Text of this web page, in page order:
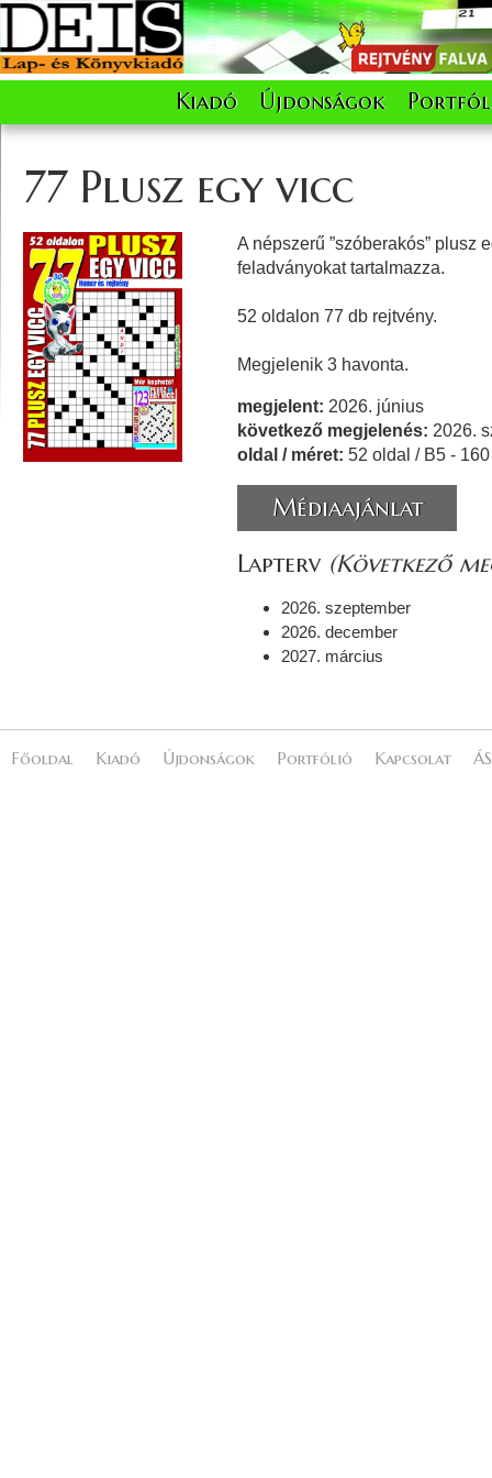
Kiadó Újdonságok
77 Plusz egy vicc
A népszerű ”szóberakós” plusz
feladványokat tartalmazza.
52 oldalon 77 db rejtvény.
Megjelenik 3 havonta.
megjelent: 2026. június
következő megjelenés: 2026.
oldal / méret: 52 oldal / B5 -
Médiaajánlat
Lapterv (Következő
2026. szeptember
2026. december
2027. március
Főoldal Kiadó Újdonságok Portfólió Kapcsolat